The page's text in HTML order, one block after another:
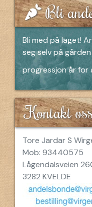
Bli
Bli med på laget!
seg selv på
progressjon år for
Kontakt
Tore Jardar S
Mob: 93440575
Lågendalsveien
3282 KVELDE